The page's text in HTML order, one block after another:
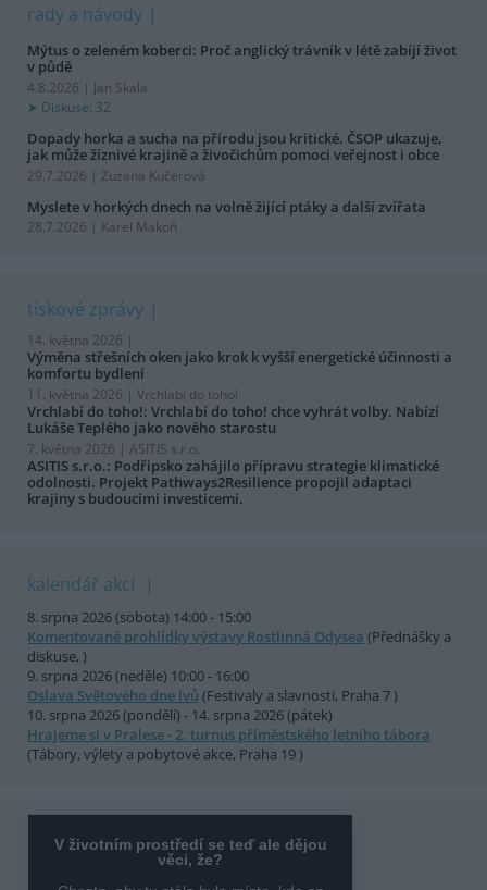
rady a návody
Mýtus o zeleném koberci: Proč anglický trávník v létě zabíjí život
v půdě
4.8.2026 | Jan Skala
Diskuse: 32
Dopady horka a sucha na přírodu jsou kritické. ČSOP ukazuje,
jak může žíznivé krajině a živočichům pomoci veřejnost i obce
29.7.2026 | Zuzana Kučerová
Myslete v horkých dnech na volně žijící ptáky a další zvířata
28.7.2026 | Karel Makoň
tiskové zprávy
14. května 2026 |
Výměna střešních oken jako krok k vyšší energetické účinnosti a
komfortu bydlení
11. května 2026 | Vrchlabí do toho!
Vrchlabí do toho!: Vrchlabí do toho! chce vyhrát volby. Nabízí
Lukáše Teplého jako nového starostu
7. května 2026 | ASITIS s.r.o.
ASITIS s.r.o.: Podřipsko zahájilo přípravu strategie klimatické
odolnosti. Projekt Pathways2Resilience propojil adaptaci
krajiny s budoucími investicemi.
kalendář akcí
8. srpna 2026 (sobota) 14:00 - 15:00
Komentované prohlídky výstavy Rostlinná Odysea (Přednášky a
diskuse, )
9. srpna 2026 (neděle) 10:00 - 16:00
Oslava Světového dne lvů (Festivaly a slavnosti, Praha 7 )
10. srpna 2026 (pondělí) - 14. srpna 2026 (pátek)
Hrajeme si v Pralese - 2. turnus příměstského letního tábora
(Tábory, výlety a pobytové akce, Praha 19 )